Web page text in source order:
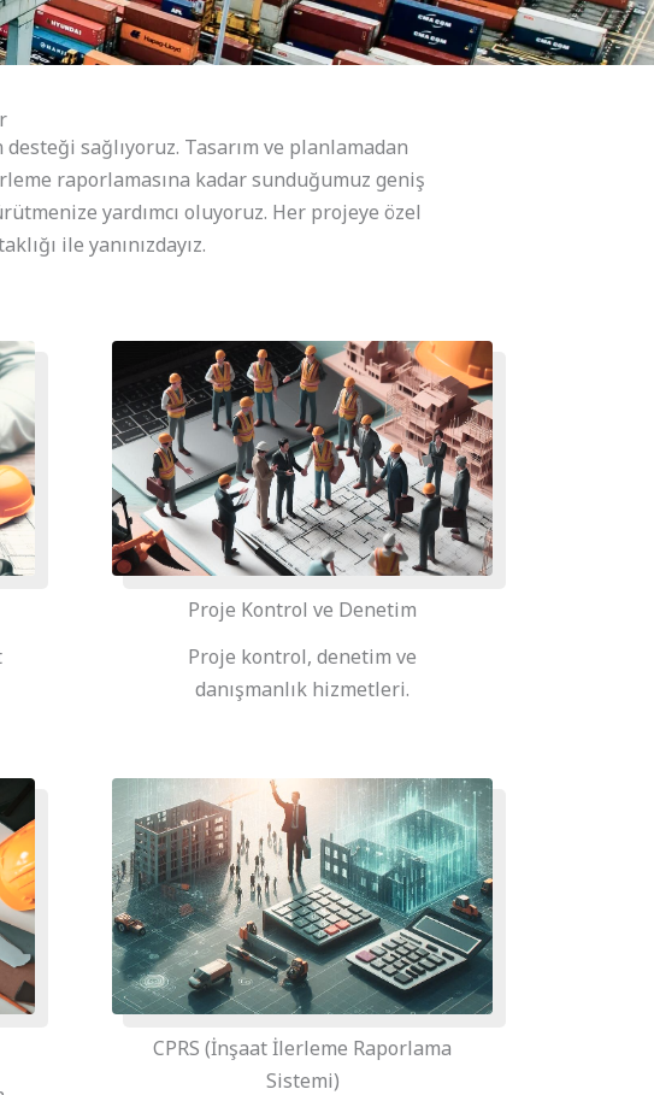
sağlıyoruz. Tasarım ve planlamadan
raporlamasına kadar sunduğumuz geniş
yardımcı oluyoruz. Her projeye özel
ile yanınızdayız.
Proje Kontrol ve Denetim
Proje kontrol, denetim ve
danışmanlık hizmetleri.
CPRS (İnşaat İlerleme Raporlama
Sistemi)